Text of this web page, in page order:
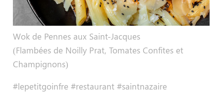
Wok de Pennes aux Saint-Jacques
(Flambées de Noilly Prat, Tomates Confites et
Champignons)
#lepetitgoinfre #restaurant #saintnazaire